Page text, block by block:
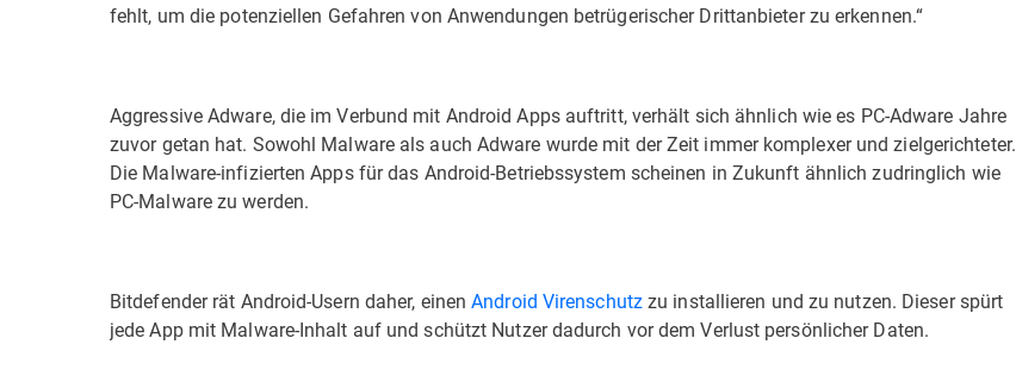
fehlt, um die potenziellen Gefahren von Anwendungen betrügerischer Drittanbieter zu erkennen.“
Aggressive Adware, die im Verbund mit Android Apps auftritt, verhält sich ähnlich wie es PC-Adware Jahre
zuvor getan hat. Sowohl Malware als auch Adware wurde mit der Zeit immer komplexer und zielgerichteter.
Die Malware-infizierten Apps für das Android-Betriebssystem scheinen in Zukunft ähnlich zudringlich wie
PC-Malware zu werden.
Bitdefender rät Android-Usern daher, einenAndroid Virenschutzzu installieren und zu nutzen. Dieser spürt
jede App mit Malware-Inhalt auf und schützt Nutzer dadurch vor dem Verlust persönlicher Daten.